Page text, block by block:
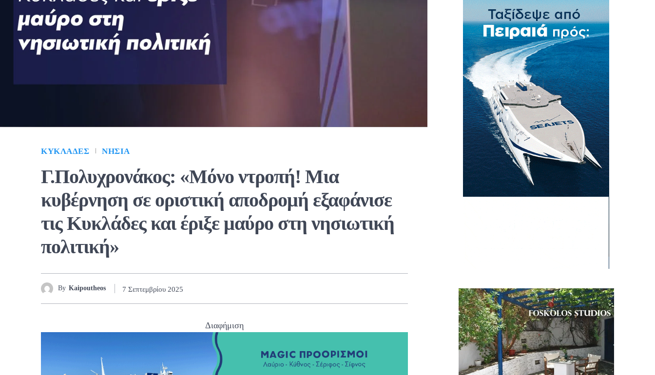
ΚΥΚΛΆΔΕΣ ΝΗΣΙΆ
Γ.Πολυχρονάκος: «Μόνο ντροπή! Μια
κυβέρνηση σε οριστική αποδρομή εξαφάνισε
τις Κυκλάδες και έριξε μαύρο στη νησιωτική
πολιτική»
By Kaipoutheos 7 Σεπτεμβρίου 2025
Διαφήμιση